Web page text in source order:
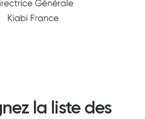
la liste des